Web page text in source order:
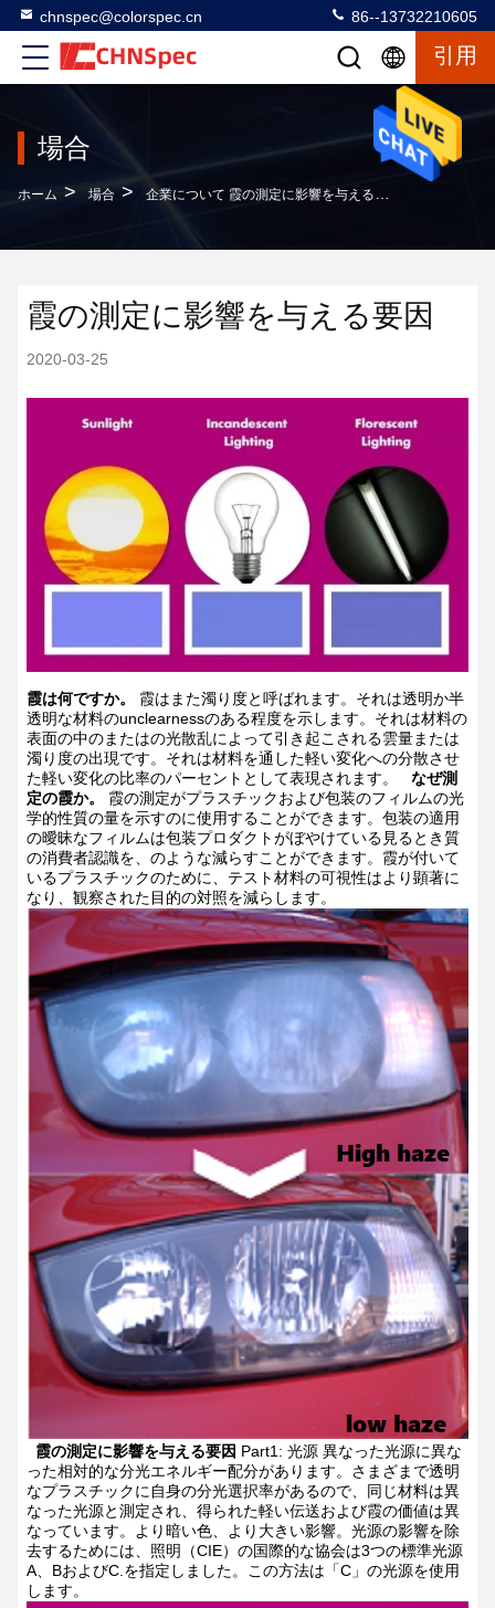
chnspec@colorspec.cn 86--13732210605
引用
場合
ホーム > 場合 > 企業について 霞の測定に影響を与える要因
霞の測定に影響を与える要因
2020-03-25
霞は何ですか。
霞はまた濁り度と呼ばれます。それは透明か半
透明な材料のunclearnessのある程度を示します。それは材料の
表面の中のまたはの光散乱によって引き起こされる雲量または
濁り度の出現です。それは材料を通した軽い変化への分散させ
た軽い変化の比率のパーセントとして表現されます。
なぜ測
定の霞か。
霞の測定がプラスチックおよび包装のフィルムの光
学的性質の量を示すのに使用することができます。包装の適用
の曖昧なフィルムは包装プロダクトがぼやけている見るとき質
の消費者認識を、のような減らすことができます。霞が付いて
いるプラスチックのために、テスト材料の可視性はより顕著に
なり、観察された目的の対照を減らします。
霞の測定に影響を与える要因 Part1: 光源 異なった光源に異な
った相対的な分光エネルギー配分があります。さまざまで透明
なプラスチックに自身の分光選択率があるので、同じ材料は異
なった光源と測定され、得られた軽い伝送および霞の価値は異
なっています。より暗い色、より大きい影響。光源の影響を除
去するためには、照明（CIE）の国際的な協会は3つの標準光源
A、BおよびC.を指定しました。この方法は「C」の光源を使用
します。